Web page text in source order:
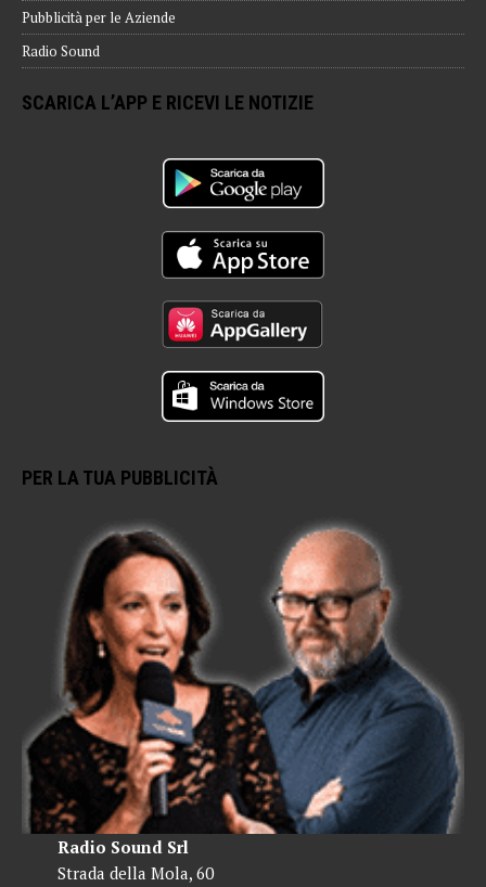
Pubblicità per le Aziende
Radio Sound
SCARICA L’APP E RICEVI LE NOTIZIE
PER LA TUA PUBBLICITÀ
Radio Sound Srl
Strada della Mola, 60